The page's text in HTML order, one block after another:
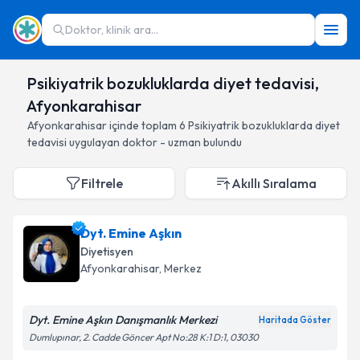
Doktor, klinik ara...
Psikiyatrik bozukluklarda diyet tedavisi,
Afyonkarahisar
Afyonkarahisariçinde toplam 6 Psikiyatrik bozukluklarda diyet
tedavisi uygulayan doktor - uzman bulundu
Filtrele Akıllı Sıralama
Dyt. Emine Aşkın
Diyetisyen
Afyonkarahisar, Merkez
Dyt. Emine Aşkın Danışmanlık Merkezi Haritada Göster
Dumlupınar, 2. Cadde Göncer Apt No:28 K:1 D:1, 03030